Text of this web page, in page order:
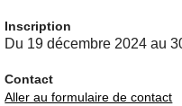
Inscription
Du 19 décembre 2024 au
Contact
Aller au formulaire de contact